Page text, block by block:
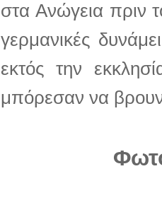
στα Ανώγεια πριν
γερμανικές
εκτός την
μπόρεσαν να